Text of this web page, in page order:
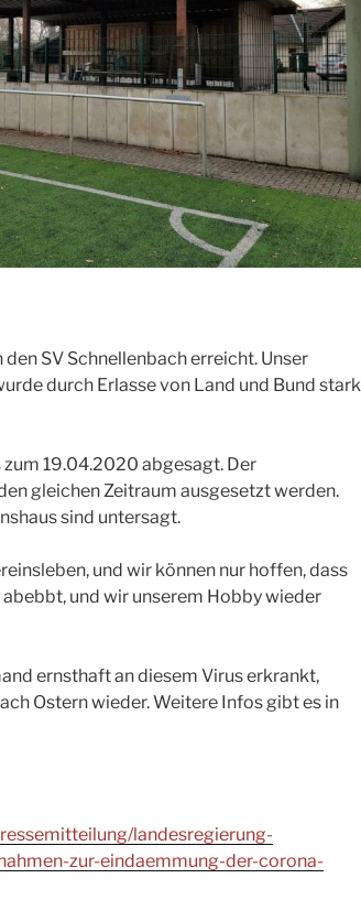
SV Schnellenbach erreicht. Unser
durch Erlasse von Land und Bund stark
19.04.2020 abgesagt. Der
gleichen Zeitraum ausgesetzt werden.
sind untersagt.
und wir können nur hoffen, dass
und wir unserem Hobby wieder
ernsthaft an diesem Virus erkrankt,
Ostern wieder. Weitere Infos gibt es in
landesregierung-
zur-eindaemmung-der-corona-